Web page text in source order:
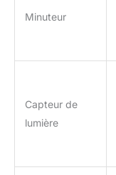
Minuteur
Capteur de
lumière